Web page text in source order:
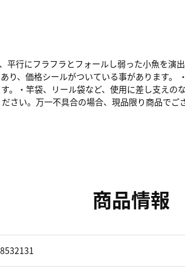
行にフラフラとフォールし弱った小魚を演
、価格シールがついている事があります
・竿袋、リール袋など、使用に差し支え
さい。万一不具合の場合、現品限り商品で
商品情報